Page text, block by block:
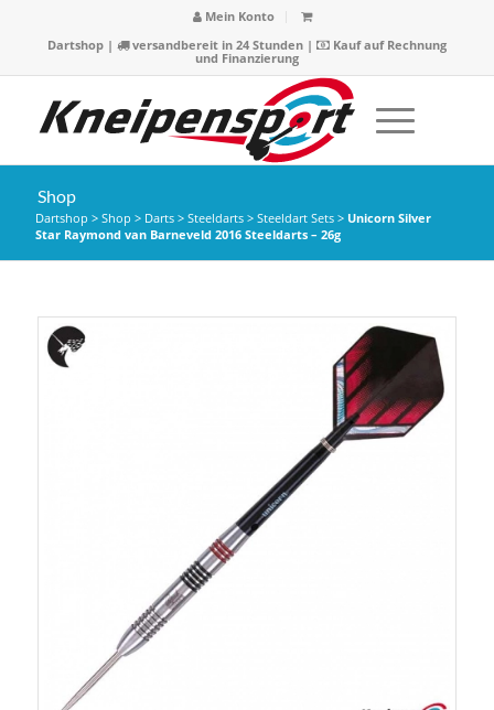
Mein Konto
Dartshop| versandbereit in 24 Stunden |
Kauf auf Rechnung
und Finanzierung
Shop
Dartshop > Shop > Darts> Steeldarts> Steeldart Sets> Unicorn Silver
Star Raymond van Barneveld 2016 Steeldarts – 26g